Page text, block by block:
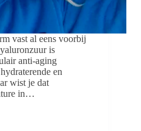
vast al eens voorbij
is
anti-aging
en
wist je dat
in…